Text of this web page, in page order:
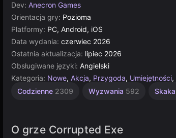
Dev: Anecron Games
Orientacja gry: Pozioma
Platformy: PC, Android, iOS
Data wydania: czerwiec 2026
Ostatnia aktualizacja: lipiec 2026
Obsługiwane języki: Angielski
Kategoria: Nowe, Akcja, Przygoda, Umiejętności,
Codzienne 2309 Wyzwania 592
O grze Corrupted Exe